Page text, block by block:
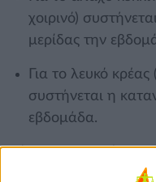
χοιρινό)
μερίδας την
Για το λευκό
συστήνεται η
εβδομάδα.
Είναι σημαντικό,
οι εναλλακτικές